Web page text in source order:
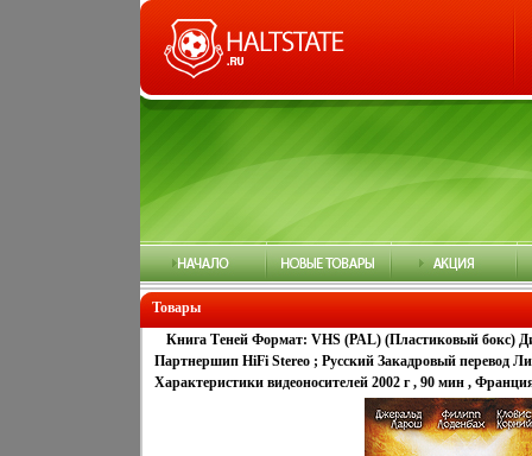
Товары
Книга Теней Формат: VHS (PAL) (Пластиковый бокс)
Партнершип HiFi Stereo ; Русский Закадровый перевод
Характеристики видеоносителей 2002 г , 90 мин ,